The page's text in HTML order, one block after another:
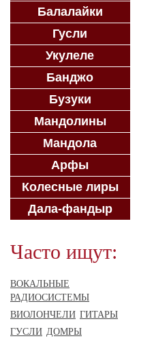
Балалайки
Гусли
Укулеле
Банджо
Бузуки
Мандолины
Мандола
Арфы
Колесные лиры
Дала-фандыр
Часто ищут:
ВОКАЛЬНЫЕ
РАДИОСИСТЕМЫ
ВИОЛОНЧЕЛИ ГИТАРЫ
ГУСЛИ ДОМРЫ